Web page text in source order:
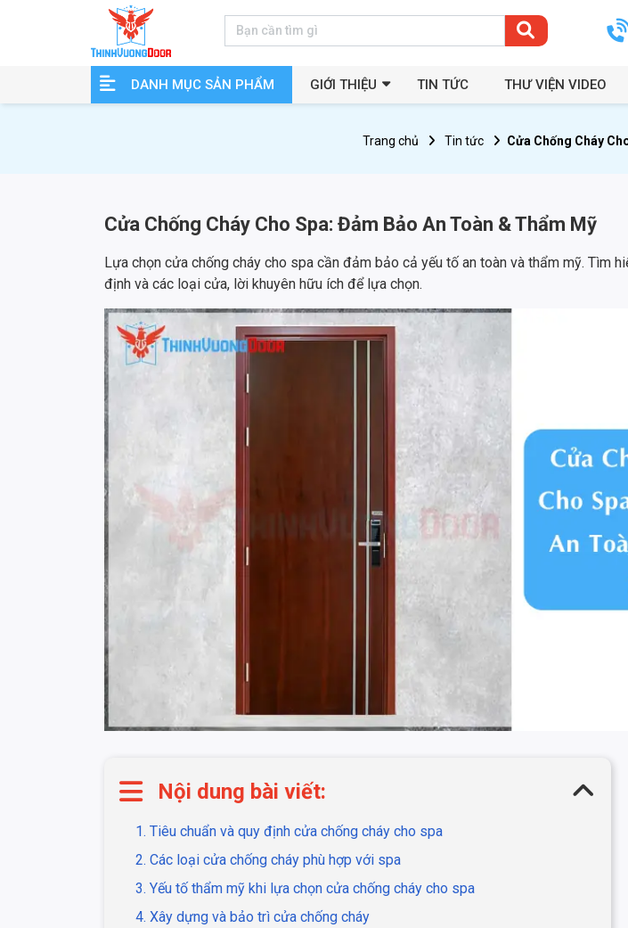
DANH MỤC SẢN PHẨM GIỚI THIỆU TIN TỨC THƯ VIỆN VIDEO
Trang chủ Tin tức Cửa Chống Cháy
Cửa Chống Cháy Cho Spa: Đảm Bảo An Toàn & Thẩm Mỹ
Lựa chọn cửa chống cháy cho spa cần đảm bảo cả yếu tố an toàn và thẩm mỹ. Tìm
định và các loại cửa, lời khuyên hữu ích để lựa chọn.
Nội dung bài viết:
1. Tiêu chuẩn và quy định cửa chống cháy cho spa
2. Các loại cửa chống cháy phù hợp với spa
3. Yếu tố thẩm mỹ khi lựa chọn cửa chống cháy cho spa
4. Xây dựng và bảo trì cửa chống cháy